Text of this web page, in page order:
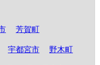
芳賀町
宇都宮市 野木町